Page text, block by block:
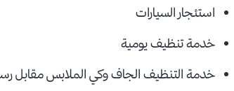
استئجار السيارات
خدمة تنظيف يومية
خدمة التنظيف الجاف وكي الملابس مقابل